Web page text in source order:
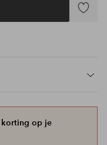
korting op je